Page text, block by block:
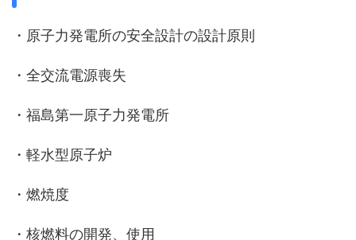
・原子力発電所の安全設計の設計原則
・全交流電源喪失
・福島第一原子力発電所
・軽水型原子炉
・燃焼度
・核燃料の開発、使用